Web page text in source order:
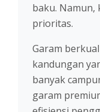
baku. Namun,
prioritas.
Garam
kandungan
banyak
garam